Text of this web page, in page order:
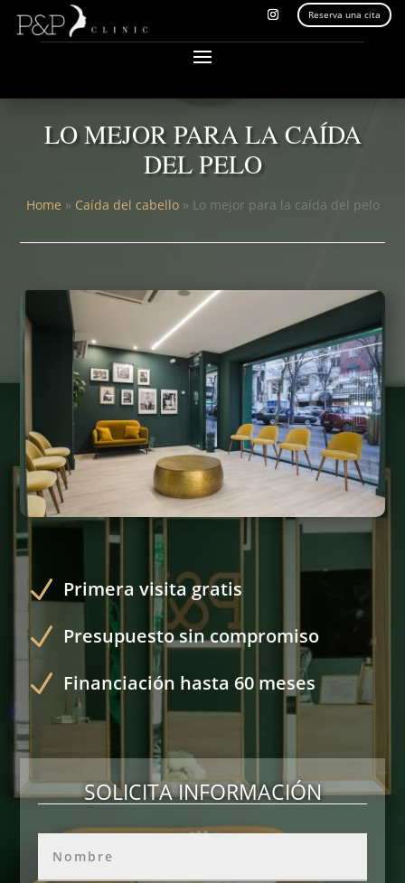
Reserva una cita
LO MEJOR PARA LA CAÍDA
DEL PELO
Home » Caída del cabello» Lo mejor para la caída del pelo
N Primera visita gratis
N Presupuesto sin compromiso
N Financiación hasta 60 meses
SOLICITA INFORMACIÓN